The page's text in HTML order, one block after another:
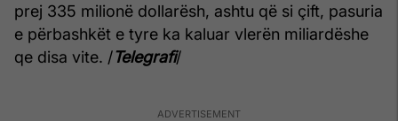
prej 335 milionë dollarësh, ashtu që si çift, pasuria
e përbashkët e tyre ka kaluar vlerën miliardëshe
qe disa vite. /Telegrafi/